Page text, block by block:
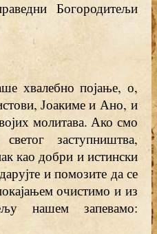
Богородитељи
хвалебно појање, о,
Јоакиме и Ано, и
молитава. Ако смо
заступништва,
као добри и истински
и помозите да се
очистимо и из
нашем запевамо: